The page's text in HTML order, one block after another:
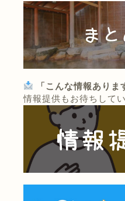
「こんな情報ありま
情報提供もお待ちして